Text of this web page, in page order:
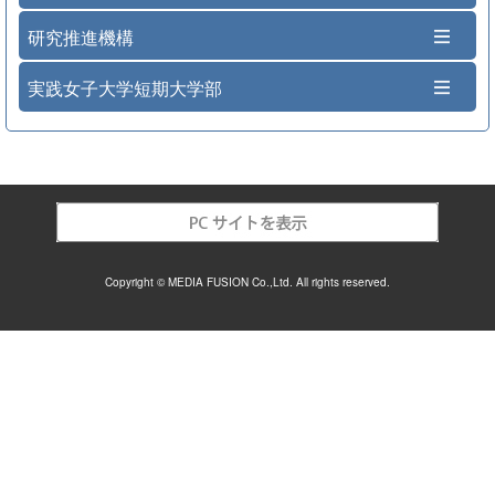
研究推進機構
実践女子大学短期大学部
Copyright © MEDIA FUSION Co.,Ltd. All rights reserved.